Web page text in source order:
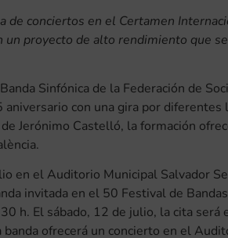
de conciertos en el Certamen
proyecto de alto rendimiento que
Sinfónica de la Federación de
con una gira por
Jerónimo Castelló, la formación
en el Auditorio Municipal Salvador
invitada en el 50 Festival de
h. El sábado, 12 de julio, la cita
ofrecerá un concierto en el